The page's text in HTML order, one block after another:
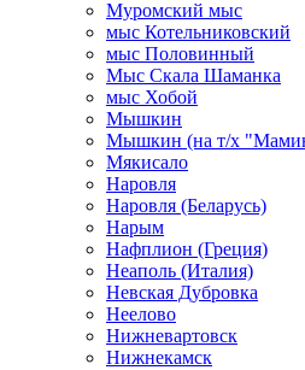
Муромский мыс
мыс Котельниковский
мыс Половинный
Мыс Скала Шаманка
мыс Хобой
Мышкин
Мышкин (на т/х
Мякисало
Наровля
Наровля (Беларусь)
Нарым
Нафплион (Греция)
Неаполь (Италия)
Невская Дубровка
Неелово
Нижневартовск
Нижнекамск